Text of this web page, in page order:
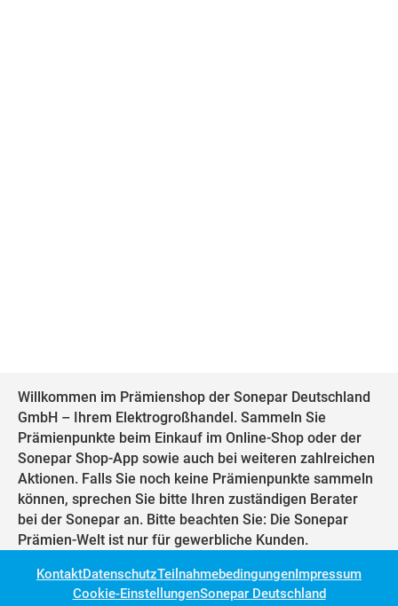
Willkommen im Prämienshop der Sonepar Deutschland
GmbH – Ihrem Elektrogroßhandel. Sammeln Sie
Prämienpunkte beim Einkauf im Online-Shop oder der
Sonepar Shop-App sowie auch bei weiteren zahlreichen
Aktionen. Falls Sie noch keine Prämienpunkte sammeln
können, sprechen Sie bitte Ihren zuständigen Berater
bei der Sonepar an. Bitte beachten Sie: Die Sonepar
Prämien-Welt ist nur für gewerbliche Kunden.
KontaktDatenschutzTeilnahmebedingungenImpressum
Cookie-EinstellungenSonepar Deutschland